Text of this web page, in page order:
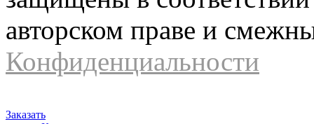
авторском праве и
Конфиденциальности
Заказать